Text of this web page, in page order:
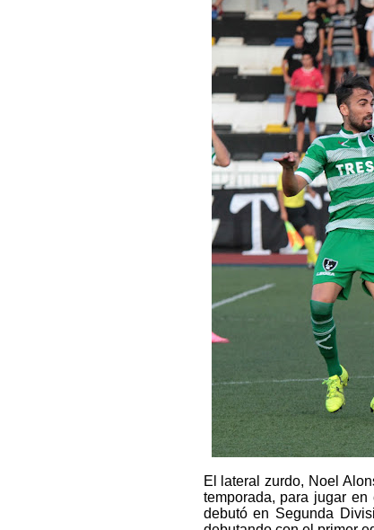
El lateral zurdo, Noel
temporada, para jugar
debutó en Segunda